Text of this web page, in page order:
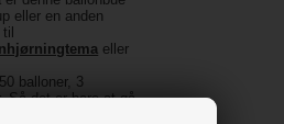
eller en anden
eller
balloner, 3
Så det er bare at gå